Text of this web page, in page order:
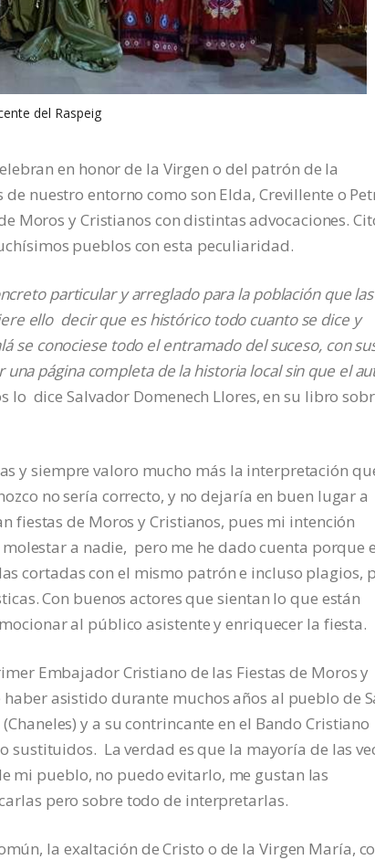
del Raspeig
en honor de la Virgen o del patrón de la
nuestro entorno como son Elda, Crevillente o
Moros y Cristianos con distintas advocaciones.
pueblos con esta peculiaridad.
particular y arreglado para la población que las
ello decir que es histórico todo cuanto se dice y
se conociese todo el entramado del suceso, con
página completa de la historia local sin que el
lo dice Salvador Domenech Llores, en su libro
y siempre valoro mucho más la interpretación
no sería correcto, y no dejaría en buen lugar a
fiestas de Moros y Cristianos, pues mi intención
a nadie, pero me he dado cuenta porque
cortadas con el mismo patrón e incluso plagios,
Con buenos actores que sientan lo que están
al público asistente y enriquecer la fiesta.
Embajador Cristiano de las Fiestas de Moros y
asistido durante muchos años al pueblo de
y a su contrincante en el Bando Cristiano
sustituidos. La verdad es que la mayoría de las
mi pueblo, no puedo evitarlo, me gustan las
pero sobre todo de interpretarlas.
la exaltación de Cristo o de la Virgen María,